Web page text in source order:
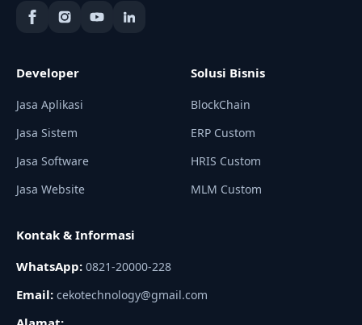
Developer
Jasa Aplikasi
Jasa Sistem
Jasa Software
Jasa Website
Solusi Bisnis
BlockChain
ERP Custom
HRIS Custom
MLM Custom
Kontak & Informasi
WhatsApp: 0821-20000-228
Email: cekotechnology@gmail.com